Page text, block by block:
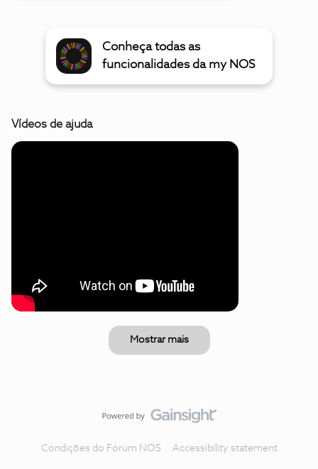
Conheça todas as
funcionalidades da my NOS
Vídeos de ajuda
Mostrar mais
Condições do Fórum NOS Accessibility statement